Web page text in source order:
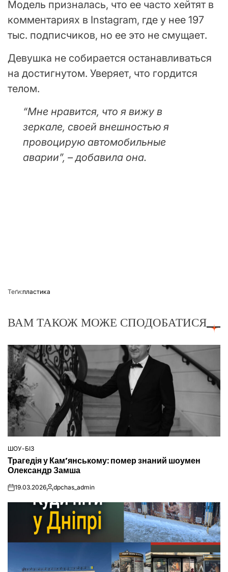
Модель призналась, что ее часто хейтят в
комментариях в Instagram, где у нее 197
тыс. подписчиков, но ее это не смущает.
Девушка не собирается останавливаться
на достигнутом. Уверяет, что гордится
телом.
“Мне нравится, что я вижу в
зеркале, своей внешностью я
провоцирую автомобильные
аварии”, – добавила она.
Теґи:пластика
ВАМ ТАКОЖ МОЖЕ СПОДОБАТИСЯ
ОПУБЛІКУВАТИ
ШОУ-БІЗ
Трагедія у Кам’янському: помер знаний шоумен
Олександр Замша
on19.03.2026Опубліковано
dpchas_admin